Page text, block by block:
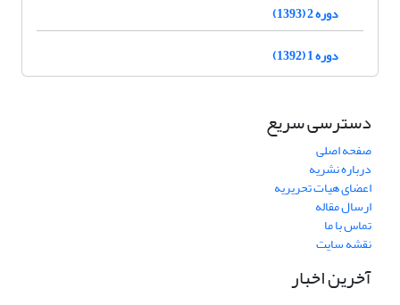
دوره 2 (1393)
دوره 1 (1392)
دسترسی سریع
صفحه اصلی
درباره نشریه
اعضای هیات تحریریه
ارسال مقاله
تماس با ما
نقشه سایت
آخرین اخبار